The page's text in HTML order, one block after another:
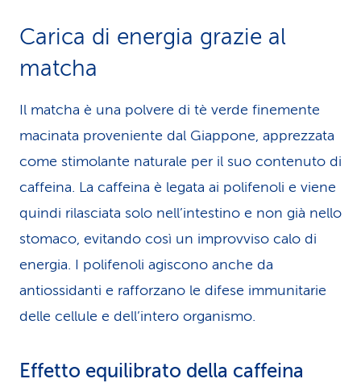
Carica di energia grazie al
matcha
Il matcha è una polvere di tè verde finemente
macinata proveniente dal Giappone, apprezzata
come stimolante naturale per il suo contenuto di
caffeina. La caffeina è legata ai polifenoli e viene
quindi rilasciata solo nell’intestino e non già nello
stomaco, evitando così un improvviso calo di
energia. I polifenoli agiscono anche da
antiossidanti e rafforzano le difese immunitarie
delle cellule e dell’intero organismo.
Effetto equilibrato della caffeina